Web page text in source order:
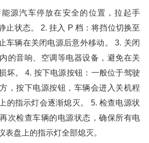
源汽车停放在安全的位置，拉起手
止状态。 2. 挂入 P 档：将挡位切换至
车辆在关闭电源后意外移动。 3. 关闭
的音响、空调等电器设备，避免在关
坏。 4. 按下电源按钮：一般位于驾驶
，按下电源按钮，车辆会进入关机程
的指示灯会逐渐熄灭。 5. 检查电源状
次检查车辆的电源状态，确保所有电
表盘上的指示灯全部熄灭。